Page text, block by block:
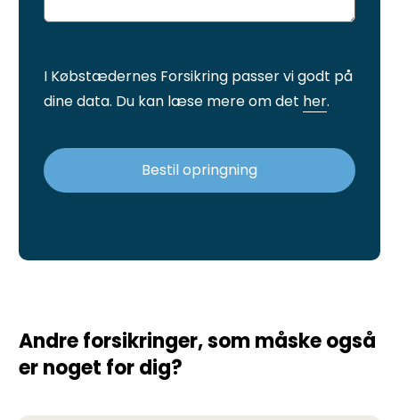
I Købstædernes Forsikring passer vi godt på
dine data. Du kan læse mere om det her.
Bestil opringning
Andre forsikringer, som måske også
er noget for dig?